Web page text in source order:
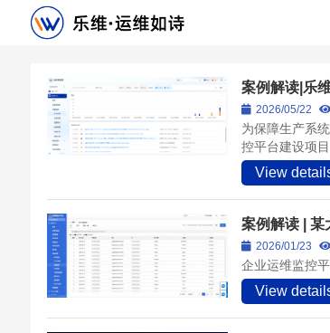
案例解读|乐
2026/05/22
为保障生产系
控平台建设项
View
案例解读 | 某
2026/01/23
企业运维监控
View